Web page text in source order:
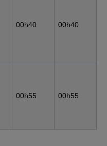
00h40 00h40
00h55 00h55